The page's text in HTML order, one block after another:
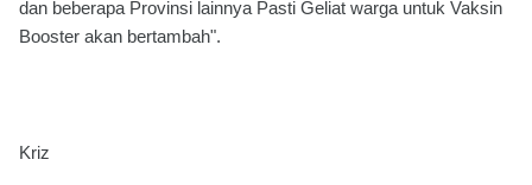
dan beberapa Provinsi lainnya Pasti Geliat warga untuk Vaksin
Booster akan bertambah".
Kriz